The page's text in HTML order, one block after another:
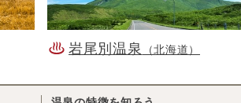
岩尾別温泉 （北海道）